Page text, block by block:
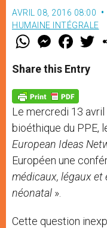
AVRIL 08, 2016 08:00
HUMAINE INTÉGRALE
W
t
s
p
p
M
e
s
e
g
e
r
F
a
e
b
o
k
w
Share this Entry
Le mercredi 13 avril
bioéthique du PPE,
European Ideas
Européen une
médicaux, légaux et
néonatal ».
Cette question